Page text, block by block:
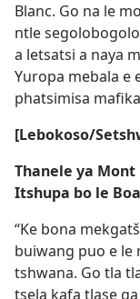
Blanc. Go na le
ntle
a letsatsi a naya
Yuropa mebala e
phatsimisa
[Lebokoso/
Thanele ya
Itshupa bo le
“Ke bona
buiwang puo e le
tshwana. Go tla
tsela kafa tlase